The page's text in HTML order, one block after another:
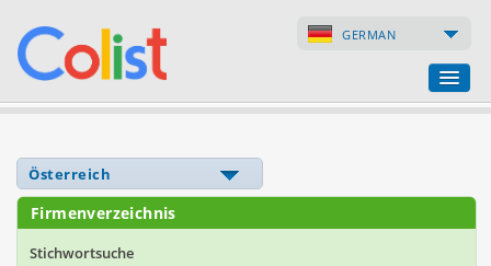
GERMAN
Firmenverzeichnis
Firmenverzeichnis
Stichwortsuche